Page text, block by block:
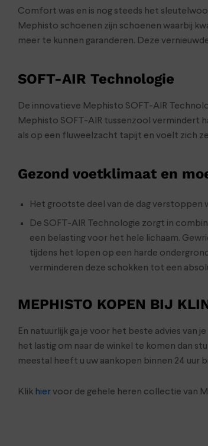
Comfort was en is nog steeds het
Mephisto schoenen zijn schoenen waarbij
meer te kunnen garanderen. Deze
SOFT-AIR Technologie
De innovatieve Mephisto SOFT-AIR
Mephisto SOFT-AIR tussenzool vermindert
als op een fluweelzacht tapijt en voelt zich
Gezond voetklimaat en
Het grootste deel van de dag verstoppen
De SOFT-AIR Technologie zorgt in
een belasting voor het hele lichaam.
tijdens het lopen op een harde
verminderen deze schokken tot een
MEPHISTO KOPEN BIJ
En natuurlijk ga je voor het beste advies van
het lastig om naar de winkel te komen dan
meestal heeft u uw aankopen binnen 24 uur
Klik hiervoor de gehele heren collectie van